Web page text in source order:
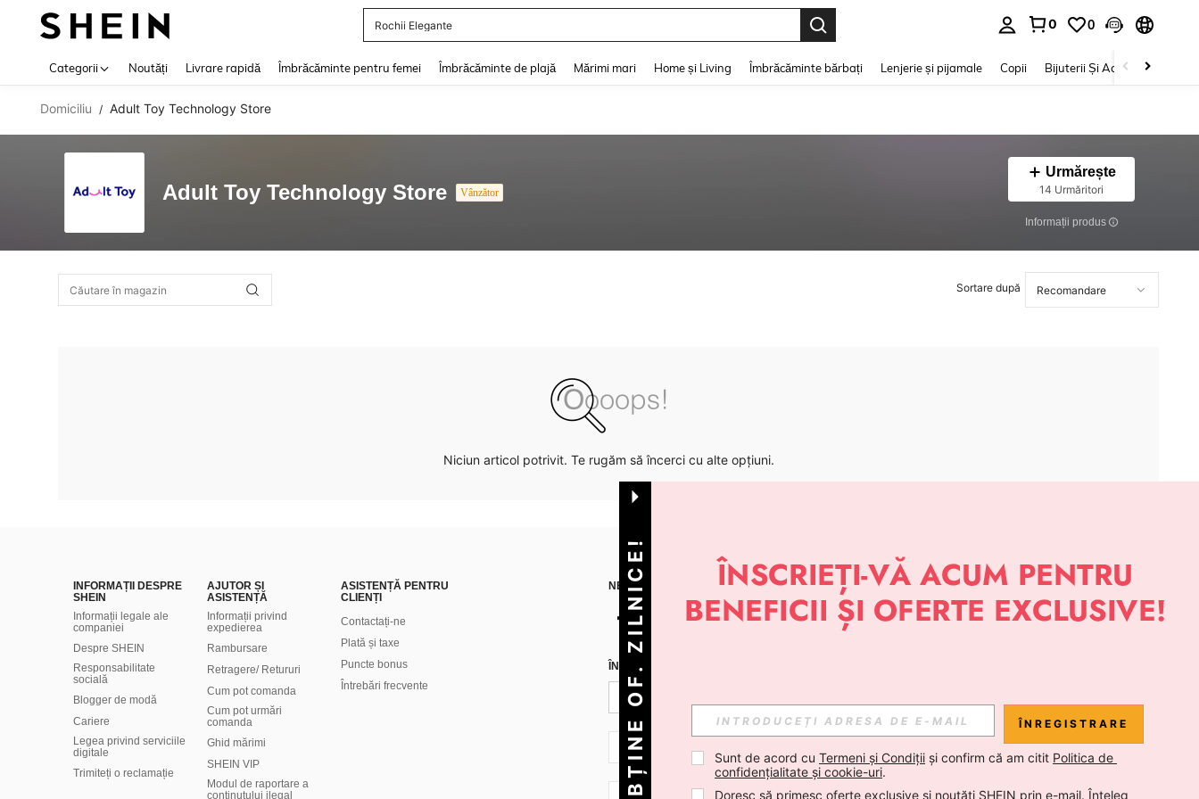
Rochii Elegante
0 0
Categorii Noutăți Livrare rapidă Îmbrăcăminte pentru femei Îmbrăcăminte de plajă Mărimi mari Home și Living Îmbrăcăminte bărbați Lenjerie și pijamale Copii Bijuterii Și Accesorii
Domiciliu / Adult Toy Technology Store
Adult Toy Technology Store Vânzător
Urmărește
14 Urmăritori
Informații produs
Sortare după
Niciun articol potrivit. Te rugăm să încerci cu alte opțiuni.
INFORMAȚII DESPRE
SHEIN
Informații legale ale
companiei
Despre SHEIN
Responsabilitate
socială
Blogger de modă
Cariere
Legea privind serviciile
digitale
Trimiteți o reclamație
AJUTOR ȘI
ASISTENȚĂ
Informații privind
expedierea
Rambursare
Retragere/ Retururi
Cum pot comanda
Cum pot urmări
comanda
Ghid mărimi
SHEIN VIP
Modul de raportare a
conținutului ilegal
ASISTENȚĂ PENTRU
CLIENȚI
Contactați-ne
Plată și taxe
Puncte bonus
Întrebări frecvente
NE GĂSEȘTI PE APLICAȚIE
ÎNREGISTREAZĂ-TE PENTRU A PRIMI NOUTĂȚI DESPRE STIL DE LA SHEIN
RO + 40 Abonare
OBȚINE OF. ZILNICE! ÎNREGISTRARE
Sunt de acord cu Termeni și Condiții și confirm că am citit Politica de
confidențialitate și cookie-uri.
Doresc să primesc oferte exclusive și noutăți SHEIN prin e-mail. Înțeleg